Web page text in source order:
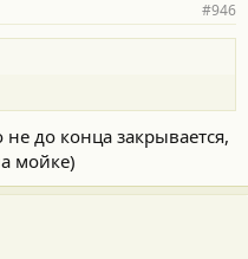
#946
не до конца закрывается,
мойке)